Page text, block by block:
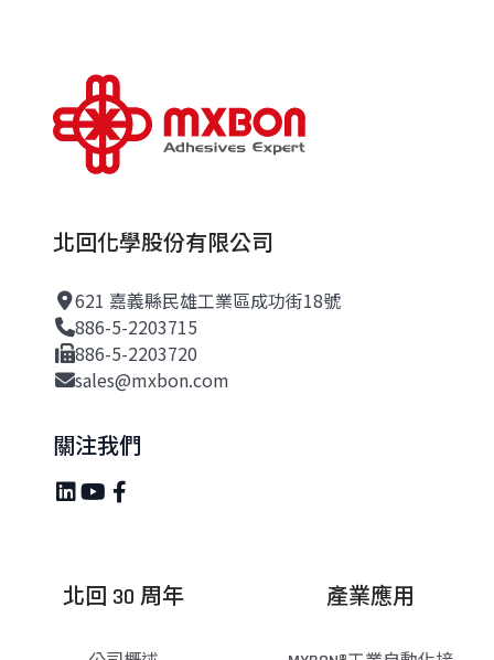
北回化學股份有限公司
621 嘉義縣民雄工業區成功街18號
886-5-2203715
886-5-2203720
sales@mxbon.com
關注我們
北回 30 周年 產業應用